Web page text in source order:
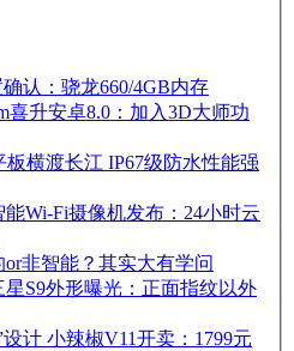
确认：骁龙660/4GB内存
喜升安卓8.0：加入3D大师功
板横渡长江 IP67级防水性能强
Wi-Fi摄像机发布：24小时云
非智能？其实大有学问
星S9外形曝光：正面指纹以外
计 小辣椒V11开卖：1799元